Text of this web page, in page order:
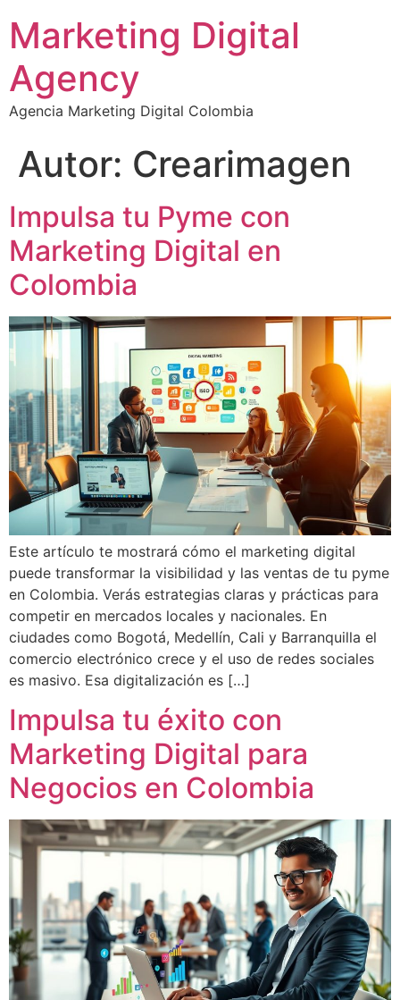
Marketing Digital
Agency
Agencia Marketing Digital Colombia
Autor: Crearimagen
Impulsa tu Pyme con
Marketing Digital en
Colombia
Este artículo te mostrará cómo el marketing digital
puede transformar la visibilidad y las ventas de tu pyme
en Colombia. Verás estrategias claras y prácticas para
competir en mercados locales y nacionales. En
ciudades como Bogotá, Medellín, Cali y Barranquilla el
comercio electrónico crece y el uso de redes sociales
es masivo. Esa digitalización es […]
Impulsa tu éxito con
Marketing Digital para
Negocios en Colombia